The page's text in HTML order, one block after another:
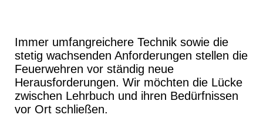
Immer umfangreichere Technik sowie die
stetig wachsenden Anforderungen stellen die
Feuerwehren vor ständig neue
Herausforderungen. Wir möchten die Lücke
zwischen Lehrbuch und ihren Bedürfnissen
vor Ort schließen.